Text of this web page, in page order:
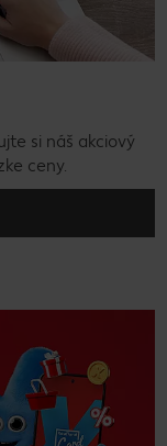
si náš akciový
ceny.